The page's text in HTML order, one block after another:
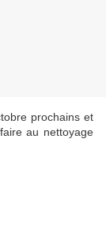
prochains et
au nettoyage